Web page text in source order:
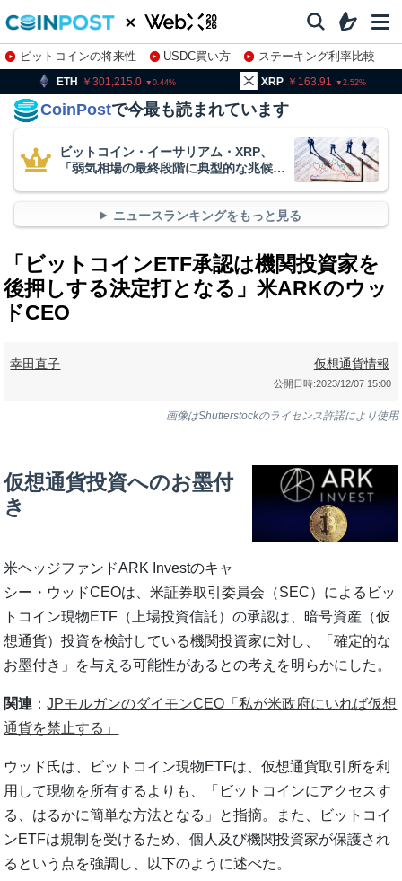
ビットコインの将来性 USDC買い方
ステーキング利率比較
株特集・関連銘柄
0.44 XRP 2.52 BNB
CoinPostで今最も読まれています
ビットコイン・イーサリアム・XRP、
「弱気相場の最終段階に典型的な兆候」
ニュースランキングをもっと見る
「ビットコインETF承認は機関投資家を
後押しする決定打となる」米ARKのウッ
ドCEO
幸田直子 仮想通貨情報
公開日時:2023/12/07 15:00
画像はShutterstockのライセンス許諾により使用
仮想通貨投資へのお墨付
き
米ヘッジファンドARK Investのキャ
シー・ウッドCEOは、米証券取引委員会（SEC）によるビッ
トコイン現物ETF（上場投資信託）の承認は、暗号資産（仮
想通貨）投資を検討している機関投資家に対し、「確定的な
お墨付き」を与える可能性があるとの考えを明らかにした。
関連 ：JPモルガンのダイモンCEO「私が米政府にいれば仮想
通貨を禁止する」
ウッド氏は、ビットコイン現物ETFは、仮想通貨取引所を利
用して現物を所有するよりも、「ビットコインにアクセスす
る、はるかに簡単な方法となる」と指摘。また、ビットコイ
ンETFは規制を受けるため、個人及び機関投資家が保護され
るという点を強調し、以下のように述べた。